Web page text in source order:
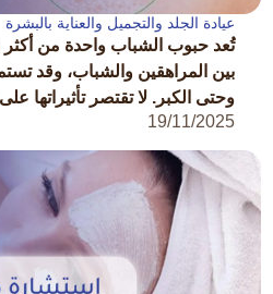
عيادة الجلد والتجميل والعناية بالبشرة
تُعد حبوب الشباب واحدة من أكثر
بين المراهقين والشباب، وقد
وحتى الكبر. لا تقتصر تأثيراتها
19/11/2025